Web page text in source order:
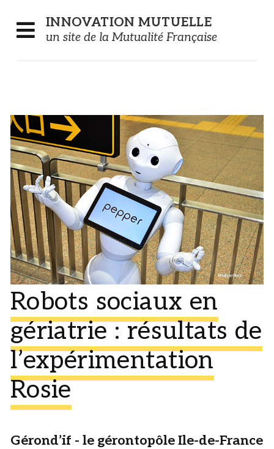
INNOVATION MUTUELLE
un site de la Mutualité Française
Robots sociaux en
gériatrie : résultats de
l’expérimentation
Rosie
Gérond’if - le gérontopôle Ile-de-France